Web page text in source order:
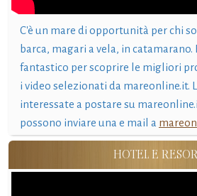
C'è un mare di opportunità per chi
barca, magari a vela, in catamarano.
fantastico per scoprire le migliori
i video selezionati da mareonline.it.
interessate a postare su
possono inviare una e mail a
HOTEL E